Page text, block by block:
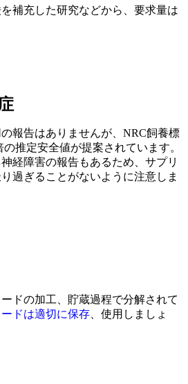
補充した研究などから、要求量は
報告はありませんが、NRC飼養標
推定安全値が提案されています。
経障害の報告もあるため、サプリ
過ぎることがないように注意しま
ドの加工、貯蔵過程で分解されて
ードは適切に保存 、使用しましょ